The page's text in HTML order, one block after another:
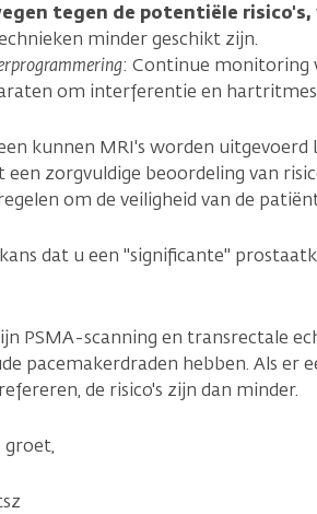
tegen de potentiële risico's,
minder geschikt zijn.
: Continue monitoring
om interferentie en
kunnen MRI's worden
een zorgvuldige beoordeling van
om de veiligheid van de
dat u een "significante"
PSMA-scanning en transrectale
pacemakerdraden hebben. Als er
de risico's zijn dan minder.
groet,